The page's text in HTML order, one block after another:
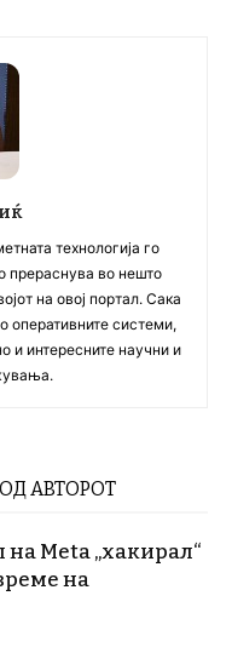
технологија го
прераснува во нешто
на овој портал. Сака
оперативните системи,
и интересните научни и
АВТОРОТ
Meta „хакирал“
на